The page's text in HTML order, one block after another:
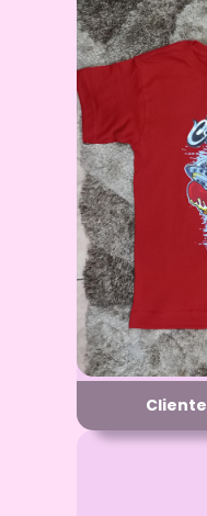
Llamanos para
Mugs -
Llaveros -
Pregunta por